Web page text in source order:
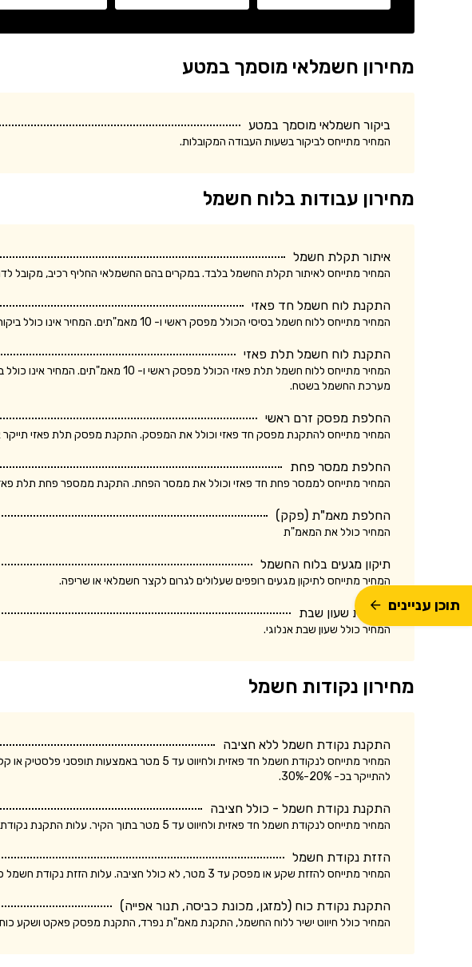
מחירון חשמלאי מוסמך במטע
ביקור חשמלאי מוסמך במטע
המחיר מתייחס לביקור בשעות העבודה המקובלות.
מחירון עבודות בלוח חשמל
איתור תקלת חשמל
המחיר מתייחס לאיתור תקלת החשמל בלבד. במקרים בהם החשמלאי החליף רכיב, מקובל לדרוש כ- 50% מהמחיר
התקנת לוח חשמל חד פאזי
המחיר מתייחס ללוח חשמל בסיסי הכולל מפסק ראשי ו- 10 מאמ"תים. המחיר אינו כולל ביקורת של חברת חשמל.
התקנת לוח חשמל תלת פאזי
המחיר מתייחס ללוח חשמל תלת פאזי הכולל
מערכת החשמל בשטח.
החלפת מפסק זרם ראשי
המחיר מתייחס להתקנת מפסק חד פאזי וכולל את המפסק. התקנת מפסק תלת פאזי תייקר את
החלפת ממסר פחת
המחיר מתייחס לממסר פחת חד פאזי וכולל את ממסר הפחת. התקנת ממספר פחת תלת פאזי
החלפת מאמ"ת (פקק)
המחיר כולל את המאמ"ת
תיקון מגעים בלוח החשמל
המחיר מתייחס לתיקון מגעים רופפים שעלולים לגרום לקצר חשמלאי או שריפה.
התקנת שעון שבת
המחיר כולל שעון שבת אנלוגי.
מחירון נקודות חשמל
התקנת נקודת חשמל ללא חציבה
המחיר מתייחס לנקודת חשמל חד פאזית ולחיווט עד 5
להתייקר בכ- 20%-30%.
התקנת נקודת חשמל - כולל חציבה
המחיר מתייחס לנקודת חשמל חד פאזית ולחיווט עד 5 מטר בתוך הקיר. עלות התקנת נקודת חשמל תלת פאזית עשויה להתייקר בכ- 20%-30%.
הזזת נקודת חשמל
המחיר מתייחס להזזת שקע או מפסק עד 3 מטר, לא כולל חציבה. עלות הזזת נקודת חשמל כולל חציבה עשויה להתייקר בכ- 20%.
התקנת נקודת כוח (למזגן, מכונת כביסה, תנור אפייה)
המחיר כולל חיווט ישיר ללוח החשמל, התקנת מאמ"ת נפרד, התקנת מפסק פאקט ושקע
תוכן עניינים